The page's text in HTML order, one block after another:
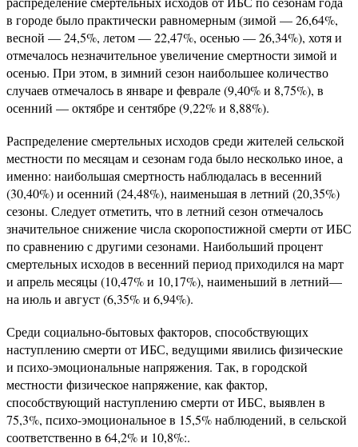
в городе было практически равномерным (зимой — 26,64%,
весной — 24,5%, летом — 22,47%, осенью — 26,34%), хотя и
отмечалось незначительное увеличение смертности зимой и
осенью. При этом, в зимний сезон наибольшее количество
случаев отмечалось в январе и феврале (9,40% и 8,75%), в
осенний — октябре и сентябре (9,22% и 8,88%).
Распределение смертельных исходов среди жителей сельской
местности по месяцам и сезонам года было несколько иное, а
именно: наибольшая смертность наблюдалась в весенний
(30,40%) и осенний (24,48%), наименьшая в летний (20,35%)
сезоны. Следует отметить, что в летний сезон отмечалось
значительное снижение числа скоропостижной смерти от ИБС
по сравнению с другими сезонами. Наибольший процент
смертельных исходов в весенний период приходился на март
и апрель месяцы (10,47% и 10,17%), наименьший в летний—
на июль и август (6,35% и 6,94%).
Среди социально-бытовых факторов, способствующих
наступлению смерти от ИБС, ведущими явились физические
и психо-эмоциональные напряжения. Так, в городской
местности физическое напряжение, как фактор,
способствующий наступлению смерти от ИБС, выявлен в
75,3%, психо-эмоциональное в 15,5% наблюдений, в сельской
соответственно в 64,2% и 10,8%:.